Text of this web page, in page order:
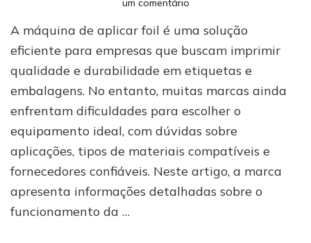
um comentário
comprar
máquina
aplicar
foil
bom
custo-
benefício?
A máquina de aplicar foil é uma solução
eficiente para empresas que buscam imprimir
qualidade e durabilidade em etiquetas e
embalagens. No entanto, muitas marcas ainda
enfrentam dificuldades para escolher o
equipamento ideal, com dúvidas sobre
aplicações, tipos de materiais compatíveis e
fornecedores confiáveis. Neste artigo, a marca
apresenta informações detalhadas sobre o
funcionamento da …